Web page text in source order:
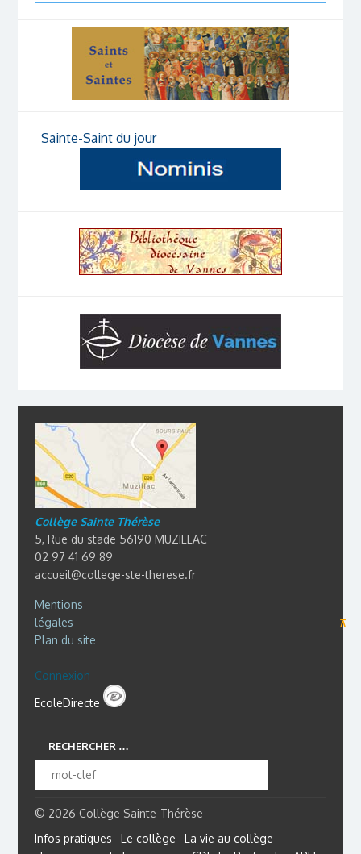
Sainte-Saint du jour
Collège Sainte Thérèse
5, Rue du stade 56190 MUZILLAC
02 97 41 69 89
accueil@college-ste-therese.fr
Mentions
légales
⊼
Plan du site
Connexion
EcoleDirecte
RECHERCHER …
© 2026 Collège Sainte-Thérèse
Infos pratiques
Le collège
La vie au collège